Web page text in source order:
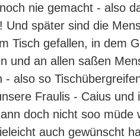
nie gemacht - also
Und später sind die
Tisch gefallen, in dem
und an allen saßen
- also so
Fraulis - Caius und
doch nicht soo müde
auch gewünscht